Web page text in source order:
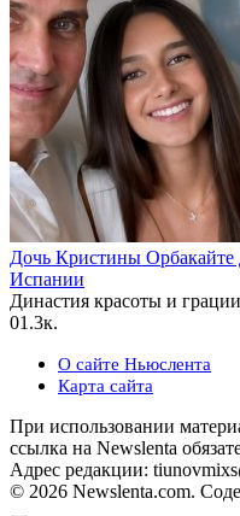
Дочь Кристины Орбакайте
Испании
Династия красоты и
01.3к.
О сайте Ньюслента
Карта сайта
При использовании
ссылка на Newslenta
Адрес редакции:
© 2026 Newslenta.com.